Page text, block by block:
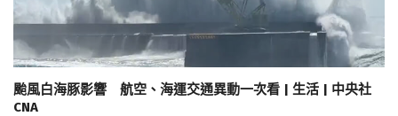
颱風白海豚影響 航空、海運交通異動一次看 | 生活 | 中央社
CNA